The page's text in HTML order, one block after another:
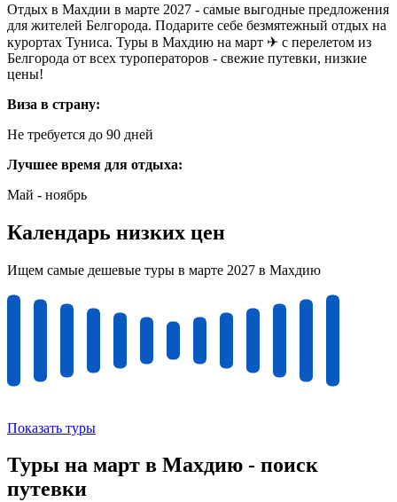
Отдых в Махдии в марте 2027 - самые выгодные предложения
для жителей Белгорода. Подарите себе безмятежный отдых на
курортах Туниса. Туры в Махдию на март ✈ с перелетом из
Белгорода от всех туроператоров - свежие путевки, низкие
цены!
Виза в страну:
Не требуется до 90 дней
Лучшее время для отдыха:
Май - ноябрь
Календарь низких цен
Ищем самые дешевые туры в марте 2027 в Махдию
Показать туры
Туры на март в Махдию - поиск
путевки